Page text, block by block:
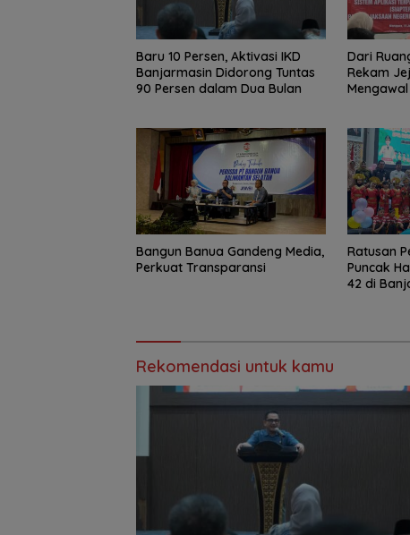
Baru 10 Persen, Aktivasi IKD
Banjarmasin Didorong Tuntas
90 Persen dalam Dua Bulan
Dari
Rekam
Bangun Banua Gandeng Media,
Perkuat Transparansi
Ratusan
Puncak
42 di
Rekomendasi untuk kamu